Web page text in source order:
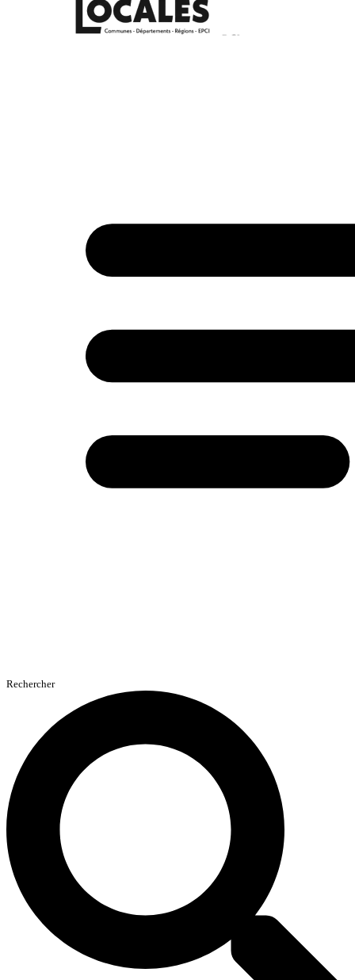
Rechercher